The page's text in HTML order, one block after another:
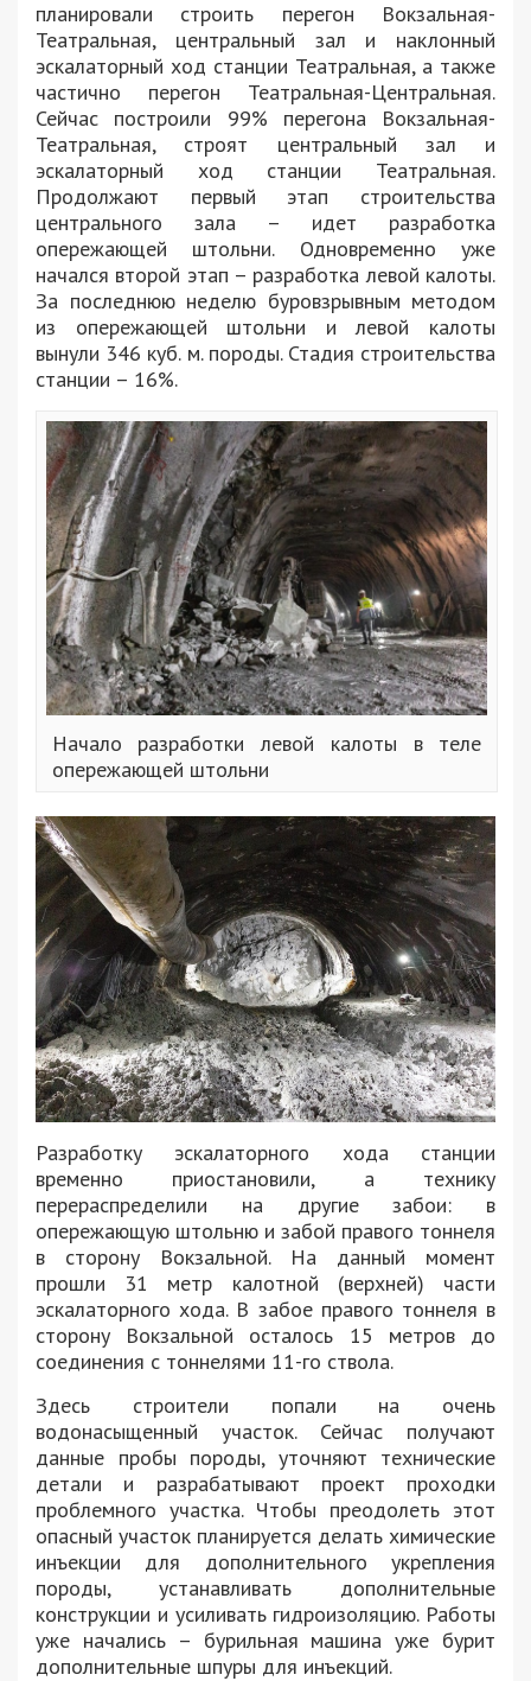
планировали строить перегон Вокзальная-
Театральная, центральный зал и наклонный
эскалаторный ход станции Театральная, а также
частично перегон Театральная-Центральная.
Сейчас построили 99% перегона Вокзальная-
Театральная, строят центральный зал и
эскалаторный ход станции Театральная.
Продолжают первый этап строительства
центрального зала – идет разработка
опережающей штольни. Одновременно уже
начался второй этап – разработка левой калоты.
За последнюю неделю буровзрывным методом
из опережающей штольни и левой калоты
вынули 346 куб. м. породы. Стадия строительства
станции – 16%.
Начало разработки левой калоты в теле
опережающей штольни
Разработку эскалаторного хода станции
временно приостановили, а технику
перераспределили на другие забои: в
опережающую штольню и забой правого тоннеля
в сторону Вокзальной. На данный момент
прошли 31 метр калотной (верхней) части
эскалаторного хода. В забое правого тоннеля в
сторону Вокзальной осталось 15 метров до
соединения с тоннелями 11-го ствола.
Здесь строители попали на очень
водонасыщенный участок. Сейчас получают
данные пробы породы, уточняют технические
детали и разрабатывают проект проходки
проблемного участка. Чтобы преодолеть этот
опасный участок планируется делать химические
инъекции для дополнительного укрепления
породы, устанавливать дополнительные
конструкции и усиливать гидроизоляцию. Работы
уже начались – бурильная машина уже бурит
дополнительные шпуры для инъекций.